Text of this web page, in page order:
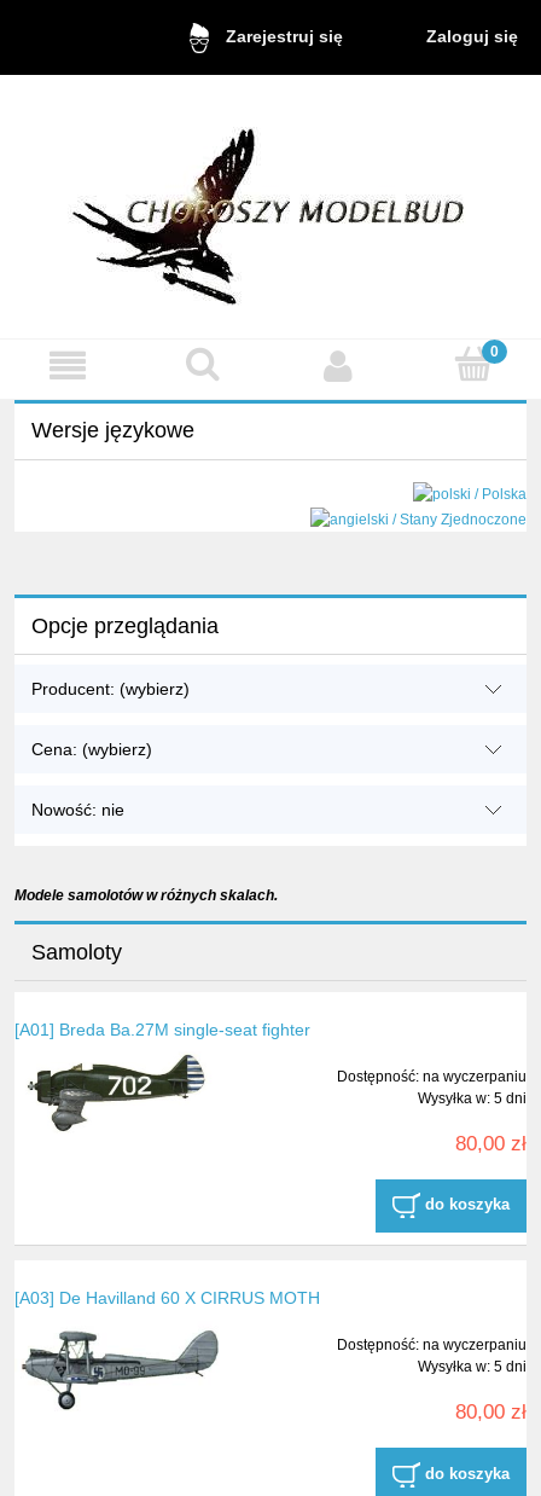
Zarejestruj się Zaloguj się
Wersje językowe
Opcje przeglądania
Producent: (wybierz)
Cena: (wybierz)
Nowość: nie
Modele samolotów w różnych skalach.
Samoloty
[A01] Breda Ba.27M single-seat fighter
Dostępność: na wyczerpaniu
Wysyłka w: 5 dni
80,00 zł
do koszyka
[A03] De Havilland 60 X CIRRUS MOTH
Dostępność: na wyczerpaniu
Wysyłka w: 5 dni
80,00 zł
do koszyka